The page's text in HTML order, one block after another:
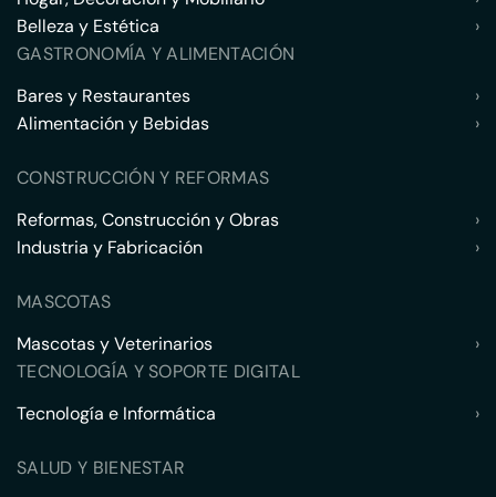
Belleza y Estética
›
GASTRONOMÍA Y ALIMENTACIÓN
Bares y Restaurantes
›
Alimentación y Bebidas
›
CONSTRUCCIÓN Y REFORMAS
Reformas, Construcción y Obras
›
Industria y Fabricación
›
MASCOTAS
Mascotas y Veterinarios
›
TECNOLOGÍA Y SOPORTE DIGITAL
Tecnología e Informática
›
SALUD Y BIENESTAR